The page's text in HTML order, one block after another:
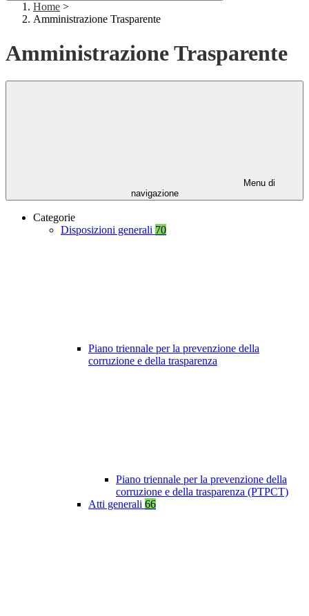
Home >
Amministrazione Trasparente
Amministrazione Trasparente
Menu di
navigazione
Categorie
Disposizioni generali 70
Piano triennale per la prevenzione della
corruzione e della trasparenza
Piano triennale per la prevenzione della
corruzione e della trasparenza (PTPCT)
Atti generali 66